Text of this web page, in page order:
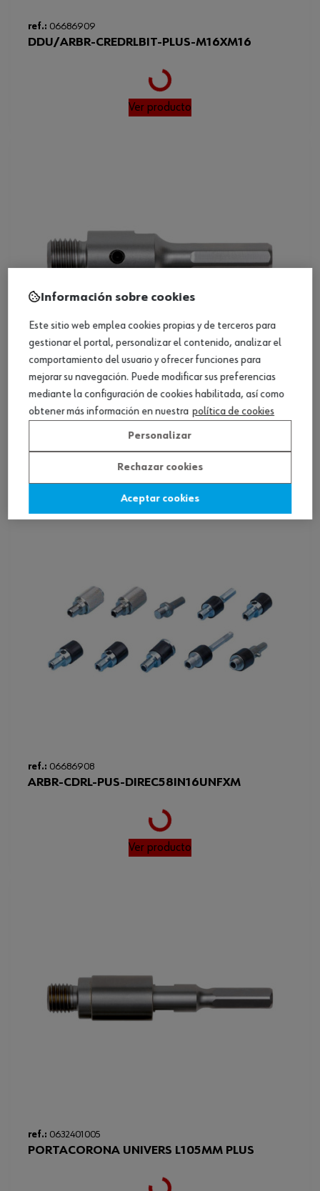
ref.: 06686909
DDU/ARBR-CREDRLBIT-PLUS-M16XM16
Loading...
Ver producto
ref.:0632401017
PORTACORONA-UNIVERSAL-M16-L370MM-
Loading...
ref.: 06686908
ARBR-CDRL-PUS-DIREC58IN16UNFXM
Loading...
Ver producto
ref.: 0632401005
PORTACORONA UNIVERS L105MM PLUS
Información sobre cookies
Este sitio web emplea cookies propias y de terceros para
gestionar el portal, personalizar el contenido, analizar el
comportamiento del usuario y ofrecer funciones para
mejorar su navegación. Puede modificar sus preferencias
mediante la configuración de cookies habilitada, así como
obtener más información en nuestra política de cookies
Personalizar
Rechazar cookies
Aceptar cookies